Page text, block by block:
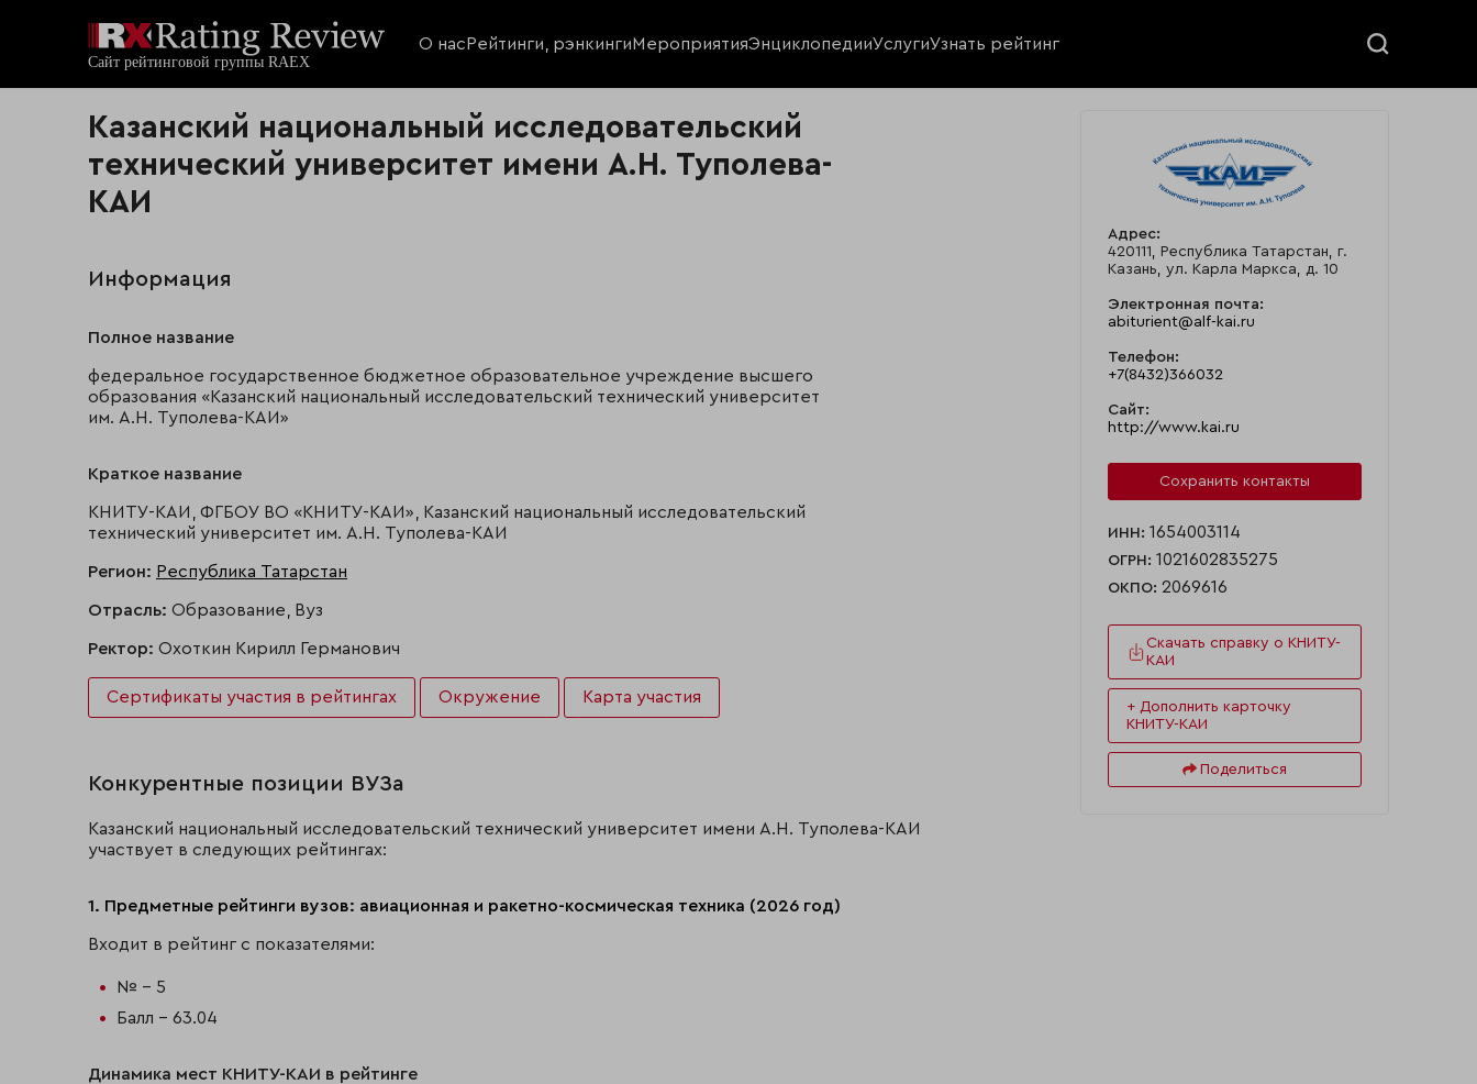
О нас Рейтинги, рэнкингиМероприятияЭнциклопедииУслугиУзнать рейтинг
Казанский национальный исследовательский
технический университет имени А.Н. Туполева-
КАИ
Информация
Полное название
федеральное государственное бюджетное образовательное учреждение высшего
образования «Казанский национальный исследовательский технический университет
им. А.Н. Туполева-КАИ»
Краткое название
КНИТУ-КАИ, ФГБОУ ВО «КНИТУ-КАИ», Казанский национальный исследовательский
технический университет им. А.Н. Туполева-КАИ
Регион: Республика Татарстан
Отрасль: Образование, Вуз
Ректор: Охоткин Кирилл Германович
Сертификаты участия в рейтингах Окружение Карта участия
Конкурентные позиции ВУЗа
Казанский национальный исследовательский технический университет имени А.Н. Туполева-КАИ
участвует в следующих рейтингах:
1. Предметные рейтинги вузов: авиационная и ракетно-космическая техника (2026 год)
Входит в рейтинг с показателями:
№ - 5
Балл - 63.04
Динамика мест КНИТУ-КАИ в рейтинге
Адрес:
420111, Республика Татарстан, г.
Казань, ул. Карла Маркса, д. 10
Электронная почта:
abiturient@alf-kai.ru
Телефон:
+7(8432)366032
Сайт:
http://www.kai.ru
Сохранить контакты
ИНН: 1654003114
ОГРН: 1021602835275
ОКПО: 2069616
Скачать справку о КНИТУ-
КАИ
+ Дополнить карточку
КНИТУ-КАИ
Поделиться